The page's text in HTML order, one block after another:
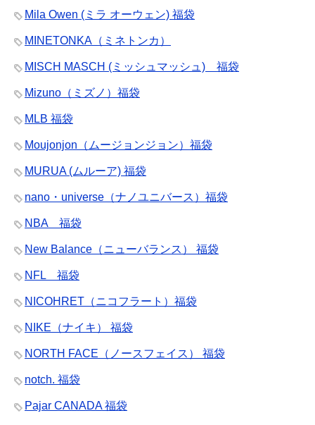
Mila Owen (ミラ オーウェン) 福袋
MINETONKA（ミネトンカ）
MISCH MASCH (ミッシュマッシュ) 福袋
Mizuno（ミズノ）福袋
MLB 福袋
Moujonjon（ムージョンジョン）福袋
MURUA (ムルーア) 福袋
nano・universe（ナノユニバース）福袋
NBA 福袋
New Balance（ニューバランス） 福袋
NFL 福袋
NICOHRET（ニコフラート）福袋
NIKE（ナイキ） 福袋
NORTH FACE（ノースフェイス） 福袋
notch. 福袋
Pajar CANADA 福袋